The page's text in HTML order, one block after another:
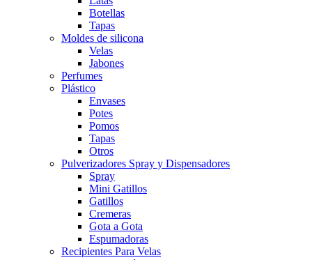
Botellas
Tapas
Moldes de silicona
Velas
Jabones
Perfumes
Plástico
Envases
Potes
Pomos
Tapas
Otros
Pulverizadores Spray y Dispensadores
Spray
Mini Gatillos
Gatillos
Cremeras
Gota a Gota
Espumadoras
Recipientes Para Velas